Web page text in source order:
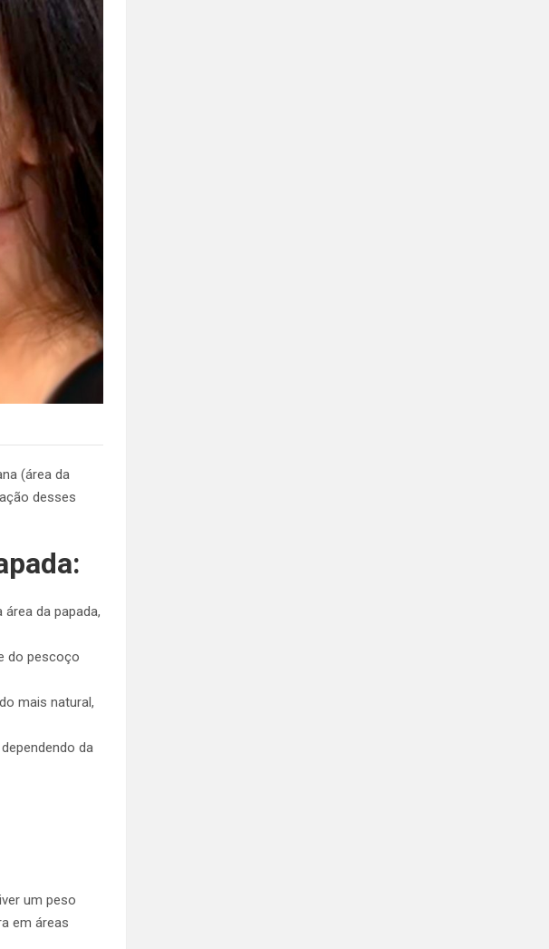
(área da
desses
da papada,
do pescoço
mais natural,
da
um peso
em áreas